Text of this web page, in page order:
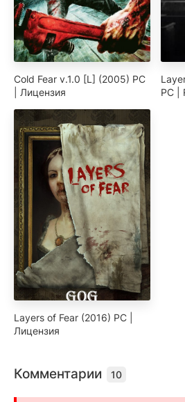
Cold Fear v.1.0 [L] (2005) PC
| Лицензия
PC |
Layers of Fear (2016) PC |
Лицензия
Комментарии 10